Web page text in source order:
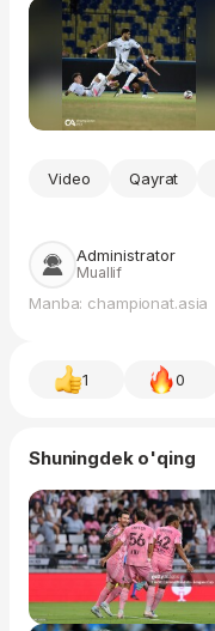
Video Qayrat
Administrator
Muallif
Manba: championat.asia
1 0
Shuningdek o'qing